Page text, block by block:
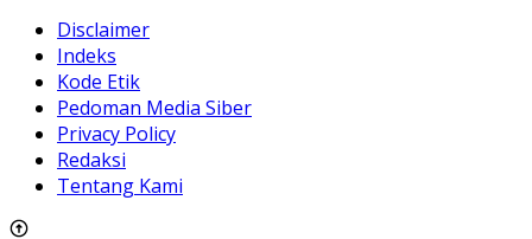
Disclaimer
Indeks
Kode Etik
Pedoman Media Siber
Privacy Policy
Redaksi
Tentang Kami